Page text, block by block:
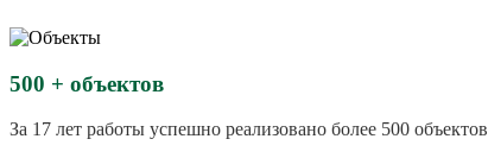
500 + объектов
За 17 лет работы успешно реализовано более 500 объектов